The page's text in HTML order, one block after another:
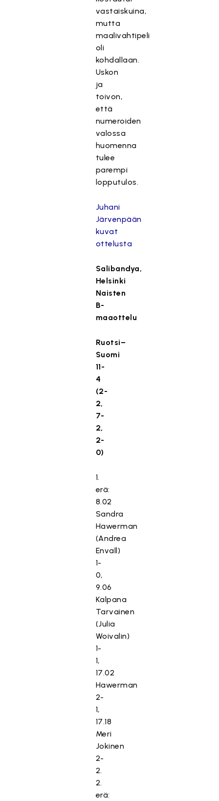
vastaiskuina,
mutta
maalivahtipeli
oli
kohdallaan.
Uskon
ja
toivon,
että
numeroiden
valossa
huomenna
tulee
parempi
lopputulos.
Juhani
Järvenpään
kuvat
ottelusta
Salibandya,
Helsinki
Naisten
B-
maaottelu
Ruotsi–
Suomi
11-
4
(2-
2,
7-
2,
2-
0)
1.
erä:
8.02
Sandra
Hawerman
(Andrea
Envall)
1-
0,
9.06
Kalpana
Tarvainen
(Julia
Woivalin)
1-
1,
17.02
Hawerman
2-
1,
17.18
Meri
Jokinen
2-
2.
2.
erä: